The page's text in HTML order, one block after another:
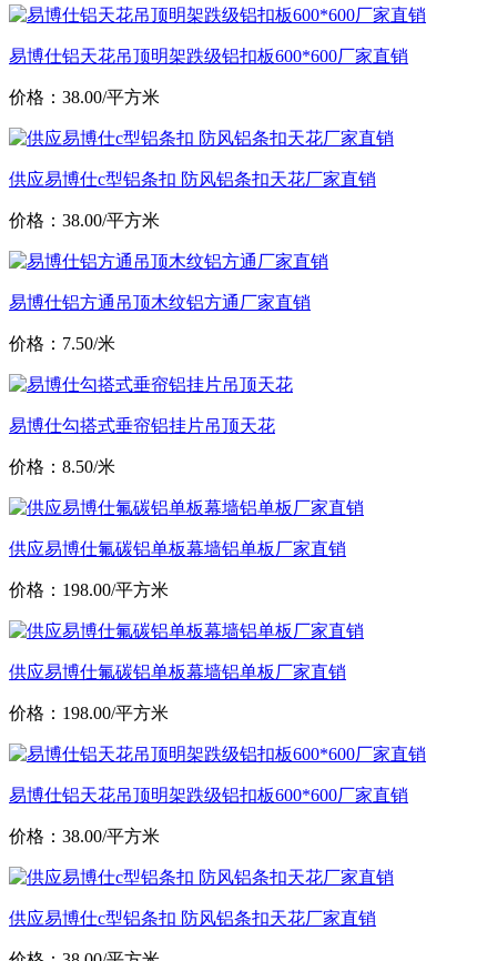
易博仕铝天花吊顶明架跌级铝扣板600*600厂家直销
价格：38.00/平方米
供应易博仕c型铝条扣 防风铝条扣天花厂家直销
价格：38.00/平方米
易博仕铝方通吊顶木纹铝方通厂家直销
价格：7.50/米
易博仕勾搭式垂帘铝挂片吊顶天花
价格：8.50/米
供应易博仕氟碳铝单板幕墙铝单板厂家直销
价格：198.00/平方米
供应易博仕氟碳铝单板幕墙铝单板厂家直销
价格：198.00/平方米
易博仕铝天花吊顶明架跌级铝扣板600*600厂家直销
价格：38.00/平方米
供应易博仕c型铝条扣 防风铝条扣天花厂家直销